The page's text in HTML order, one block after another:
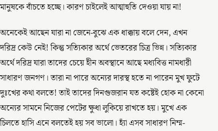
মানুষকে বাঁচতে হচ্ছে। কারণ চাইলেই আত্মাহুতি দেওয়া যায় না!
অনেকেই আছেন যারা না জেনে-বুঝে এক ধাক্কায় বলে দেন, এখন
দরিদ্র কেউ নেই! কিন্তু সত্যিকার অর্থে ভেতরের চিত্র ভিন্ন। সত্যিকার
অর্থে দরিদ্র যারা তাদের চেয়ে হীন অবস্থানে আছে মধ্যবিত্ত নামধারী
সাধারণ জনগণ। তারা না পারে অন্যের দারস্থ হতে না পারেন মুখ ফুটে
দুঃখের কথা বলতে! তাই তাদের দিনগুজরান যত কষ্টেই হোক না কেনো
অন্যের সামনে নিজের পেটের ক্ষুধা লুকিয়ে রাখতে হয়। মুখে এক
চিলতে হাসি এনে বলতেই হয় সব ভালো। হ্যাঁ এসব সাধারণ নিম্ম-